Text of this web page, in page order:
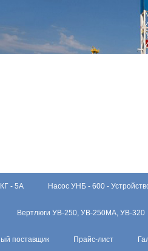
- 5А Насос УНБ - 600 -
Вертлюги УВ-250, УВ-250МА, УВ-320
поставщик Прайс-лист